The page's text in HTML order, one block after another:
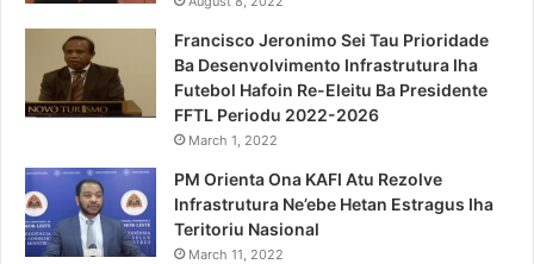
Francisco Jeronimo Sei Tau Prioridade
Ba Desenvolvimento Infrastrutura Iha
Futebol Hafoin Re-Eleitu Ba Presidente
FFTL Periodu 2022-2026
March 1, 2022
PM Orienta Ona KAFI Atu Rezolve
Infrastrutura Ne’ebe Hetan Estragus Iha
Teritoriu Nasional
March 11, 2022